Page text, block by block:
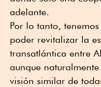
adelante.
Por lo tanto,
poder revitalizar la
transatlántica entre
aunque
visión similar de